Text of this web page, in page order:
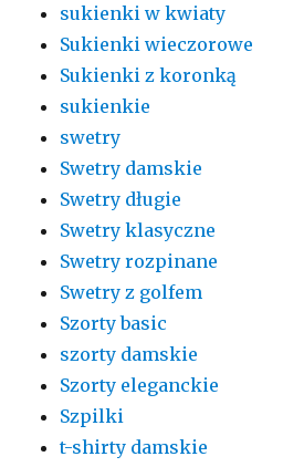
sukienki w kwiaty
Sukienki wieczorowe
Sukienki z koronką
sukienkie
swetry
Swetry damskie
Swetry długie
Swetry klasyczne
Swetry rozpinane
Swetry z golfem
Szorty basic
szorty damskie
Szorty eleganckie
Szpilki
t-shirty damskie